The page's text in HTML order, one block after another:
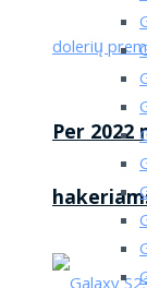
Per 2022